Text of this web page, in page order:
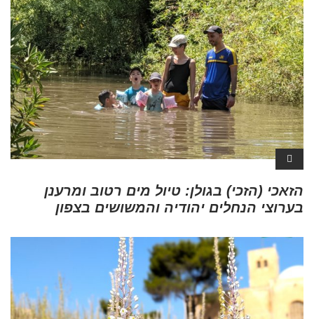
הזאכי (הזכי) בגולן: טיול מים רטוב ומרענן
בערוצי הנחלים יהודיה והמשושים בצפון